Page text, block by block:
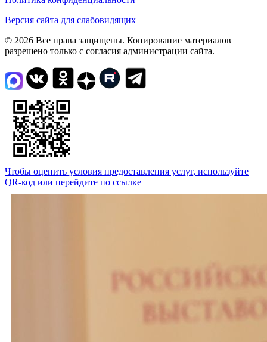
Версия сайта для слабовидящих
© 2026 Все права защищены. Копирование материалов
разрешено только с согласия администрации сайта.
Чтобы оценить условия предоставления услуг, используйте
QR-код или перейдите по ссылке